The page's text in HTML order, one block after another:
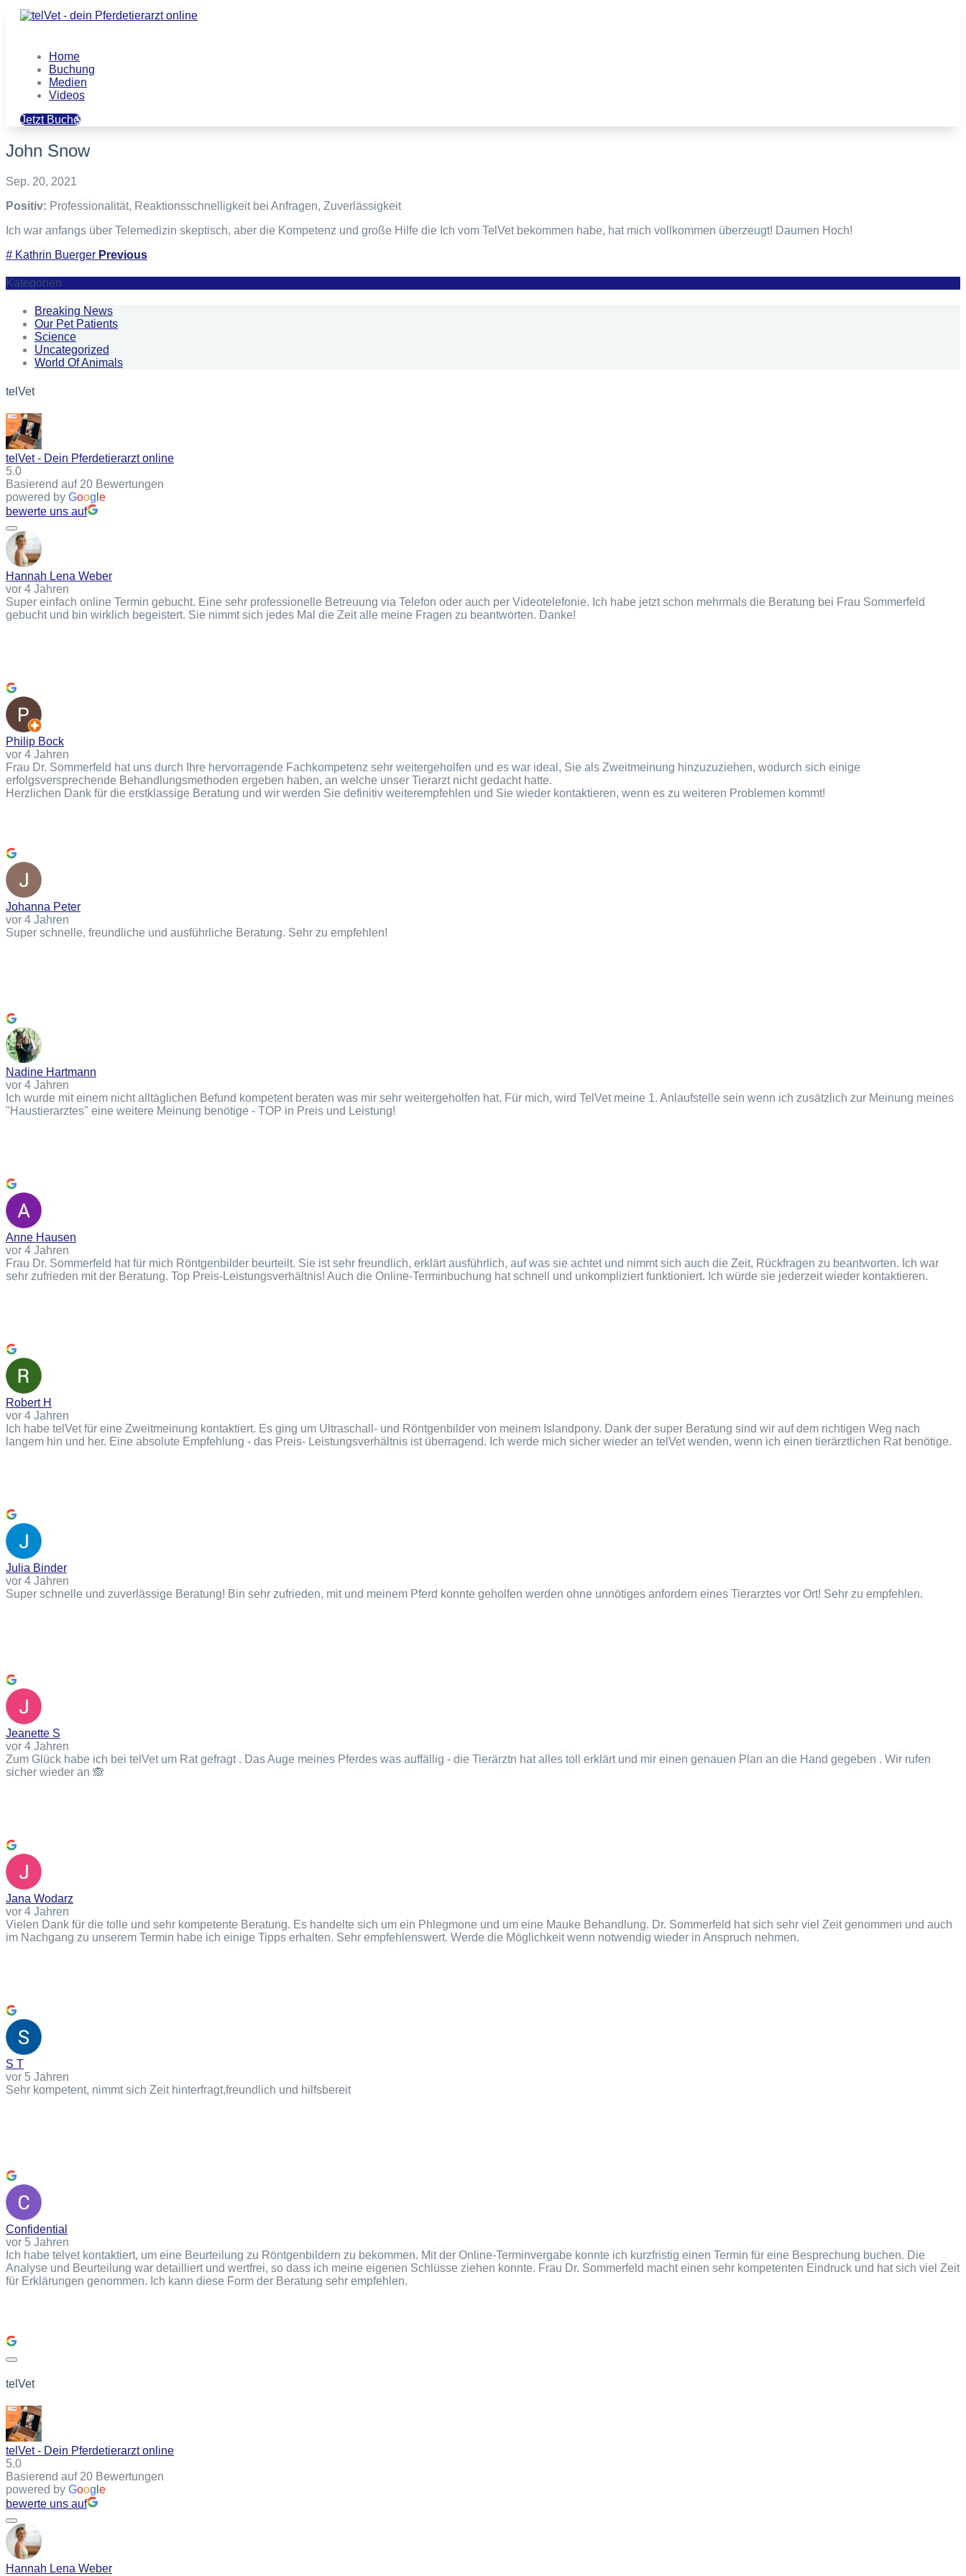
Home
Buchung
Medien
Videos
Jetzt Buchen
John Snow
Sep. 20, 2021
Positiv: Professionalität, Reaktionsschnelligkeit bei Anfragen, Zuverlässigkeit
Ich war anfangs über Telemedizin skeptisch, aber die Kompetenz und große Hilfe die Ich vom TelVet bekommen habe, hat mich vollkommen überzeugt! Daumen Hoch!
# Kathrin Buerger Previous
Kategorien
Breaking News
Our Pet Patients
Science
Uncategorized
World Of Animals
telVet
telVet - Dein Pferdetierarzt online
5.0
Basierend auf 20 Bewertungen
powered by Goog e
bewerte uns auf
Hannah Lena Weber
vor 4 Jahren
Super einfach online Termin gebucht. Eine sehr professionelle Betreuung via Telefon oder auch per Videotelefonie. Ich habe jetzt schon mehrmals die Beratung bei Frau Sommerfeld
gebucht und bin wirklich begeistert. Sie nimmt sich jedes Mal die Zeit alle meine Fragen zu beantworten. Danke!
Philip Bock
vor 4 Jahren
Frau Dr. Sommerfeld hat uns durch Ihre hervorragende Fachkompetenz sehr weitergeholfen und es war ideal, Sie als Zweitmeinung hinzuzuziehen, wodurch sich einige
erfolgsversprechende Behandlungsmethoden ergeben haben, an welche unser Tierarzt nicht gedacht hatte.
Herzlichen Dank für die erstklassige Beratung und wir werden Sie definitiv weiterempfehlen und Sie wieder kontaktieren, wenn es zu weiteren Problemen kommt!
Johanna Peter
vor 4 Jahren
Super schnelle, freundliche und ausführliche Beratung. Sehr zu empfehlen!
Nadine Hartmann
vor 4 Jahren
Ich wurde mit einem nicht alltäglichen Befund kompetent beraten was mir sehr weitergeholfen hat. Für mich, wird TelVet meine 1. Anlaufstelle sein wenn ich zusätzlich zur Meinung meines
"Haustierarztes" eine weitere Meinung benötige - TOP in Preis und Leistung!
Anne Hausen
vor 4 Jahren
Frau Dr. Sommerfeld hat für mich Röntgenbilder beurteilt. Sie ist sehr freundlich, erklärt ausführlich, auf was sie achtet und nimmt sich auch die Zeit, Rückfragen zu beantworten. Ich war
sehr zufrieden mit der Beratung. Top Preis-Leistungsverhältnis! Auch die Online-Terminbuchung hat schnell und unkompliziert funktioniert. Ich würde sie jederzeit wieder kontaktieren.
Robert H
vor 4 Jahren
Ich habe telVet für eine Zweitmeinung kontaktiert. Es ging um Ultraschall- und Röntgenbilder von meinem Islandpony. Dank der super Beratung sind wir auf dem richtigen Weg nach
langem hin und her. Eine absolute Empfehlung - das Preis- Leistungsverhältnis ist überragend. Ich werde mich sicher wieder an telVet wenden, wenn ich einen tierärztlichen Rat benötige.
Julia Binder
vor 4 Jahren
Super schnelle und zuverlässige Beratung! Bin sehr zufrieden, mit und meinem Pferd konnte geholfen werden ohne unnötiges anfordern eines Tierarztes vor Ort! Sehr zu empfehlen.
Jeanette S
vor 4 Jahren
Zum Glück habe ich bei telVet um Rat gefragt . Das Auge meines Pferdes was auffällig - die Tierärztn hat alles toll erklärt und mir einen genauen Plan an die Hand gegeben . Wir rufen
sicher wieder an 🙈
Jana Wodarz
vor 4 Jahren
Vielen Dank für die tolle und sehr kompetente Beratung. Es handelte sich um ein Phlegmone und um eine Mauke Behandlung. Dr. Sommerfeld hat sich sehr viel Zeit genommen und auch
im Nachgang zu unserem Termin habe ich einige Tipps erhalten. Sehr empfehlenswert. Werde die Möglichkeit wenn notwendig wieder in Anspruch nehmen.
S T
vor 5 Jahren
Sehr kompetent, nimmt sich Zeit hinterfragt,freundlich und hilfsbereit
Confidential
vor 5 Jahren
Ich habe telvet kontaktiert, um eine Beurteilung zu Röntgenbildern zu bekommen. Mit der Online-Terminvergabe konnte ich kurzfristig einen Termin für eine Besprechung buchen. Die
Analyse und Beurteilung war detailliert und wertfrei, so dass ich meine eigenen Schlüsse ziehen konnte. Frau Dr. Sommerfeld macht einen sehr kompetenten Eindruck und hat sich viel Zeit
für Erklärungen genommen. Ich kann diese Form der Beratung sehr empfehlen.
telVet
telVet - Dein Pferdetierarzt online
5.0
Basierend auf 20 Bewertungen
powered by Goog e
bewerte uns auf
Hannah Lena Weber